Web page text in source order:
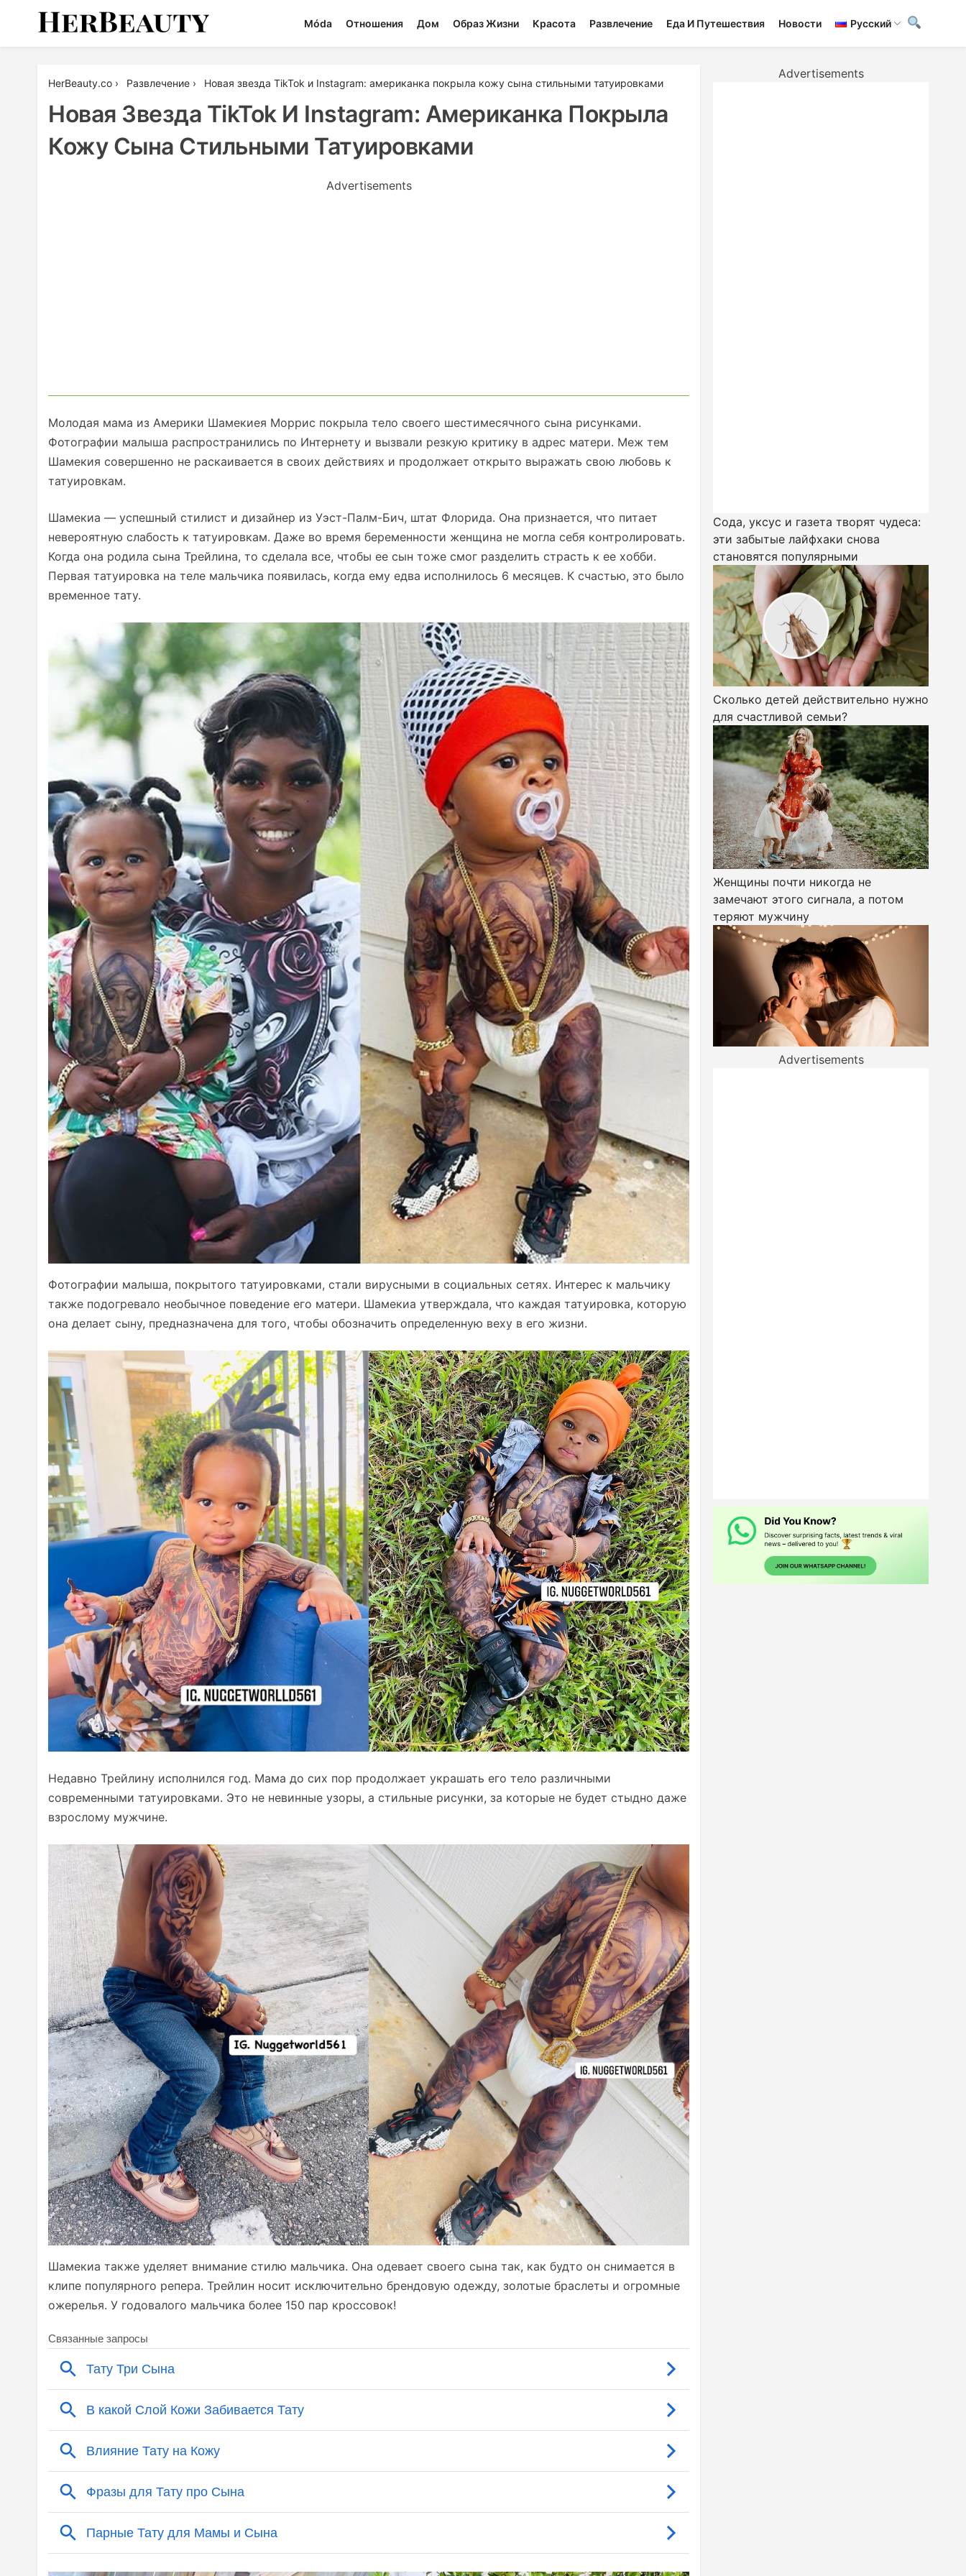
Móda Отношения Дом Образ Жизни Красота Развлечение Еда И Путешествия Новости Русский
HerBeauty.co › Развлечение › Новая звезда TikTok и Instagram: американка покрыла кожу сына стильными татуировками
Новая Звезда TikTok И Instagram: Американка Покрыла
Кожу Сына Стильными Татуировками
Advertisements
Молодая мама из Америки Шамекиея Моррис покрыла тело своего шестимесячного сына рисунками.
Фотографии малыша распространились по Интернету и вызвали резкую критику в адрес матери. Меж тем
Шамекия совершенно не раскаивается в своих действиях и продолжает открыто выражать свою любовь к
татуировкам.
Шамекиа — успешный стилист и дизайнер из Уэст-Палм-Бич, штат Флорида. Она признается, что питает
невероятную слабость к татуировкам. Даже во время беременности женщина не могла себя контролировать.
Когда она родила сына Трейлина, то сделала все, чтобы ее сын тоже смог разделить страсть к ее хобби.
Первая татуировка на теле мальчика появилась, когда ему едва исполнилось 6 месяцев. К счастью, это было
временное тату.
Фотографии малыша, покрытого татуировками, стали вирусными в социальных сетях. Интерес к мальчику
также подогревало необычное поведение его матери. Шамекиа утверждала, что каждая татуировка, которую
она делает сыну, предназначена для того, чтобы обозначить определенную веху в его жизни.
Недавно Трейлину исполнился год. Мама до сих пор продолжает украшать его тело различными
современными татуировками. Это не невинные узоры, а стильные рисунки, за которые не будет стыдно даже
взрослому мужчине.
Шамекиа также уделяет внимание стилю мальчика. Она одевает своего сына так, как будто он снимается в
клипе популярного репера. Трейлин носит исключительно брендовую одежду, золотые браслеты и огромные
ожерелья. У годовалого мальчика более 150 пар кроссовок!
Advertisements
Сода, уксус и газета творят чудеса:
эти забытые лайфхаки снова
становятся популярными
Сколько детей действительно нужно
для счастливой семьи?
Женщины почти никогда не
замечают этого сигнала, а потом
теряют мужчину
Advertisements